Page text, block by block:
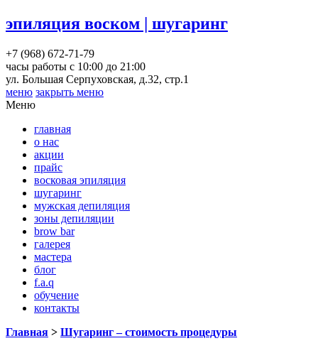
эпиляция воском | шугаринг
+7 (968) 672-71-79
часы работы с 10:00 до 21:00
ул. Большая Серпуховская, д.32, стр.1
меню закрыть меню
Меню
главная
о нас
акции
прайс
восковая эпиляция
шугаринг
мужская депиляция
зоны депиляции
brow bar
галерея
мастера
блог
f.a.q
обучение
контакты
Главная > Шугаринг – стоимость процедуры